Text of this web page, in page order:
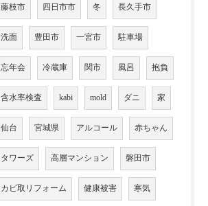
藤枝市 四日市市 冬 長久手市
洗面 豊田市 一宮市 駐車場
忘年会 冷蔵庫 関市 風呂 抱負
含水率検査 kabi mold ダニ 家
仙台 宮城県 アルコール 赤ちゃん
タワーズ 高層マンション 磐田市
カビ取リフォーム 健康被害 寒気